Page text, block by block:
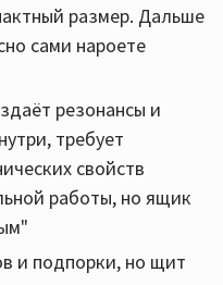
размер. Дальше
сами нароете
резонансы и
требует
свойств
работы, но ящик
и подпорки, но щит